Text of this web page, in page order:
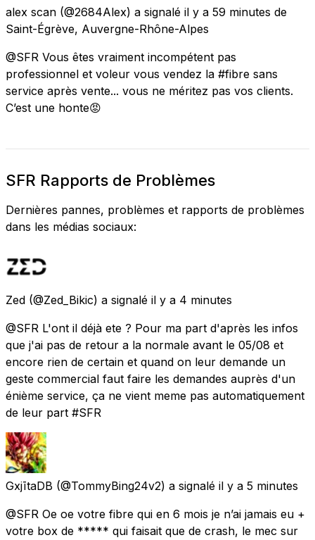
alex scan (@2684Alex) a signalé il y a 59 minutes de
Saint-Égrève, Auvergne-Rhône-Alpes
@SFR Vous êtes vraiment incompétent pas
professionnel et voleur vous vendez la #fibre sans
service après vente... vous ne méritez pas vos clients.
C’est une honte😡
SFR Rapports de Problèmes
Dernières pannes, problèmes et rapports de problèmes
dans les médias sociaux:
Zed (@Zed_Bikic) a signalé il y a 4 minutes
@SFR L'ont il déjà ete ? Pour ma part d'après les infos
que j'ai pas de retour a la normale avant le 05/08 et
encore rien de certain et quand on leur demande un
geste commercial faut faire les demandes auprès d'un
énième service, ça ne vient meme pas automatiquement
de leur part #SFR
GxjītaDB (@TommyBing24v2) a signalé il y a 5 minutes
@SFR Oe oe votre fibre qui en 6 mois je n’ai jamais eu +
votre box de ***** qui faisait que de crash, le mec sur